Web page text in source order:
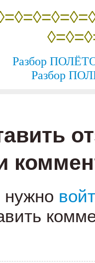
Разбор
Разбор
нужно